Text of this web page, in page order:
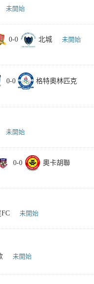
未開始
0-0 北城 未開始
0-0
格特奧林匹克
未開始
0-0
奧卡胡聯
未開始
未開始